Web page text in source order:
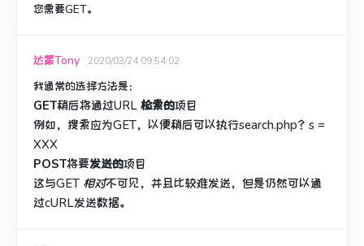
您需要GET。
达蒙Tony 2020/03/24 09:54:02
我通常的选择方法是：
GET稍后将通过URL 检索的项目
例如，搜索应为GET，以便稍后可以执行search.php？s =
XXX
POST将要发送的项目
这与GET 相对不可见，并且比较难发送，但是仍然可以通
过cURL发送数据。